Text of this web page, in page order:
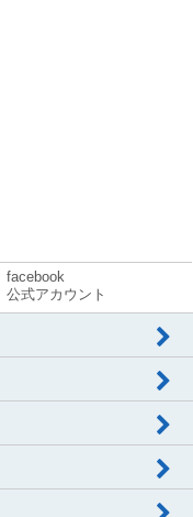
facebook
公式アカウント